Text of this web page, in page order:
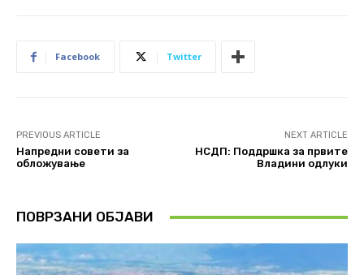
Facebook Twitter
PREVIOUS ARTICLE
Напредни совети за
обложување
NEXT ARTICLE
НСДП: Поддршка за првите
Владини одлуки
ПОВРЗАНИ ОБЈАВИ